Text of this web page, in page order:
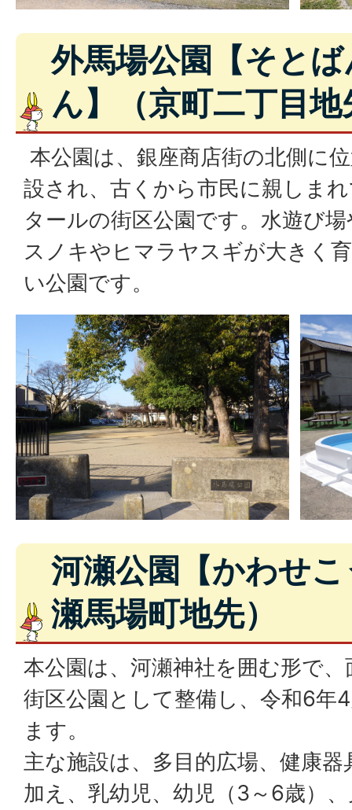
外馬場公園【そと
ん】（京町二丁目地
本公園は、銀座商店街の北側に
設され、古くから市民に親しま
タールの街区公園です。水遊び
スノキやヒマラヤスギが大きく
い公園です。
河瀬公園【かわせ
瀬馬場町地先）
本公園は、河瀬神社を囲む形で
街区公園として整備し、令和6年
ます。
主な施設は、多目的広場、健康
加え、乳幼児、幼児（3～6歳）